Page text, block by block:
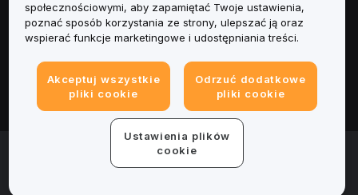
Obsługa Klienta
Informacje prawne
© 2025-2026 Bybit.eu. Wszystkie prawa zastrzeżone.
społecznościowymi, aby zapamiętać Twoje ustawienia,
poznać sposób korzystania ze strony, ulepszać ją oraz
wspierać funkcje marketingowe i udostępniania treści.
Akceptuj wszystkie
pliki cookie
Odrzuć dodatkowe
pliki cookie
Ustawienia plików
cookie